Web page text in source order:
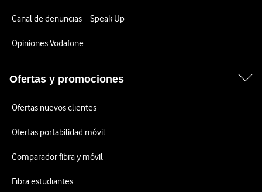
Canal de denuncias – Speak Up
Opiniones Vodafone
Ofertas y promociones
Ofertas nuevos clientes
Ofertas portabilidad móvil
Comparador fibra y móvil
Fibra estudiantes